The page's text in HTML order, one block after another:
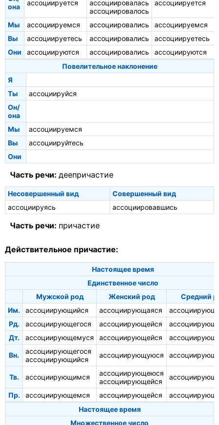
она
ассоциируется
ассоциировалась
ассоциировалось
ассоциируется
Мы ассоциируемся ассоциировались
ассоциируемся
Вы
ассоциируетесь ассоциировались
ассоциируетесь
Они
ассоциируются ассоциировались
ассоциируются
Повелительное наклонение
Я
Ты
ассоциируйся
Он/
она
Мы
ассоциируемся
Вы
ассоциируйтесь
Они
Часть речи: деепричастие
Несовершенный вид
Совершенный вид
ассоциируясь
ассоциировавшись
Часть речи: причастие
Действительное причастие:
Настоящее время
Единственное число
Мужской род
Женский род
Средний
Им.
ассоциирующийся ассоциирующаяся
Рд.
ассоциирующегося ассоциирующейся
Дт.
ассоциирующемуся ассоциирующейся
Вн.
ассоциирующегося
ассоциирующийся
ассоциирующуюся
Тв. ассоциирующимся
ассоциирующеюся
ассоциирующейся
Пр. ассоциирующемся ассоциирующейся
Настоящее время
Множественное число